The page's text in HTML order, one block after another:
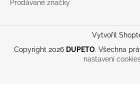
Prodávané značky
Vytvořil
Copyright 2026 DUPETO. Všechna
nastavení